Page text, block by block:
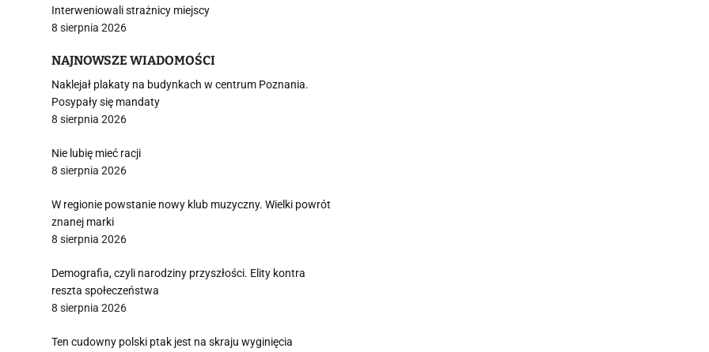
Interweniowali strażnicy miejscy
8 sierpnia 2026
NAJNOWSZE WIADOMOŚCI
Naklejał plakaty na budynkach w centrum Poznania.
Posypały się mandaty
8 sierpnia 2026
Nie lubię mieć racji
8 sierpnia 2026
W regionie powstanie nowy klub muzyczny. Wielki powrót
znanej marki
8 sierpnia 2026
Demografia, czyli narodziny przyszłości. Elity kontra
reszta społeczeństwa
8 sierpnia 2026
Ten cudowny polski ptak jest na skraju wyginięcia